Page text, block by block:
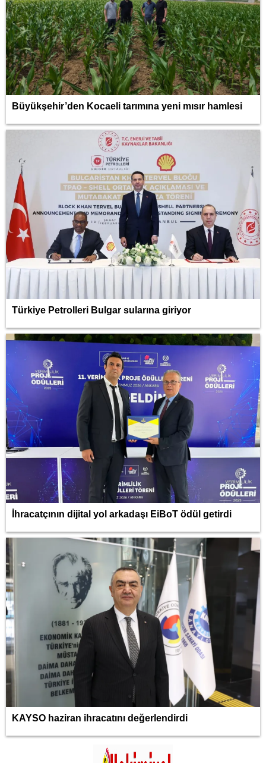
Büyükşehir’den Kocaeli tarımına yeni mısır hamlesi
Türkiye Petrolleri Bulgar sularına giriyor
İhracatçının dijital yol arkadaşı EiBoT ödül getirdi
KAYSO haziran ihracatını değerlendirdi